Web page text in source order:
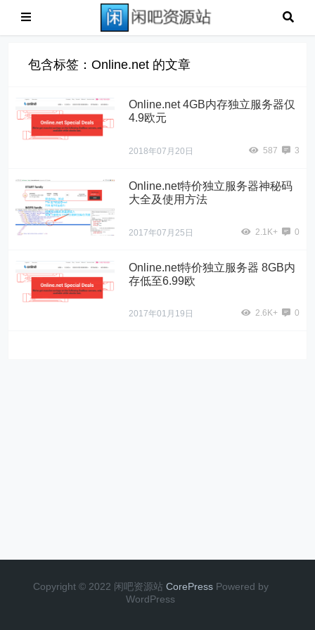
包含标签：Online.net 的文章
Online.net 4GB内存独立服务器仅
4.9欧元
2018年07月20日 587 3
Online.net特价独立服务器神秘码
大全及使用方法
2017年07月25日 2.1K+ 0
Online.net特价独立服务器 8GB内
存低至6.99欧
2017年01月19日 2.6K+ 0
Copyright © 2022 闲吧资源站 CorePress Powered by
WordPress